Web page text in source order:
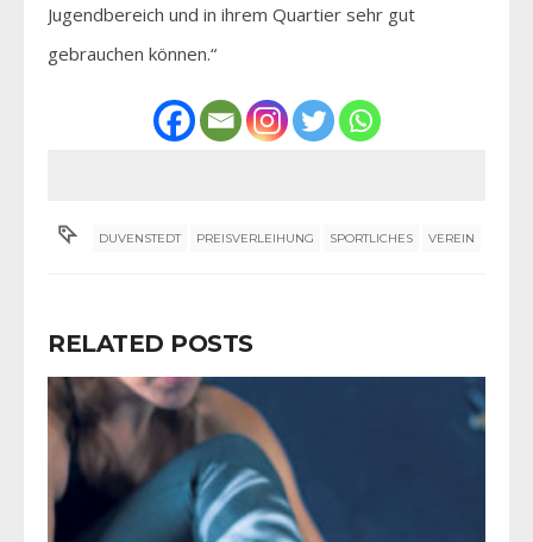
Jugendbereich und in ihrem Quartier sehr gut
gebrauchen können.“
DUVENSTEDT PREISVERLEIHUNG SPORTLICHES VEREIN
RELATED POSTS